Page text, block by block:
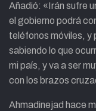
Añadió: «Irán sufre
el gobierno podrá
teléfonos móviles, y
sabiendo lo que
mi país, y va a ser
con los brazos
Ahmadinejad hace